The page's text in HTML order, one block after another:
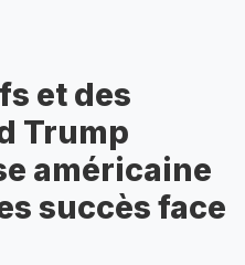
et des
Trump
américaine
succès face